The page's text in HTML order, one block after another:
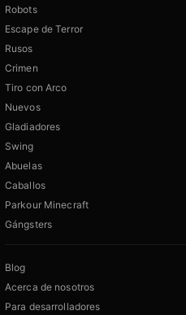
Robots
Escape de Terror
Rusos
Crimen
Tiro con Arco
Nuevos
Gladiadores
Swing
Abuelas
Caballos
Parkour Minecraft
Gángsters
Blog
Acerca de nosotros
Para desarrolladores